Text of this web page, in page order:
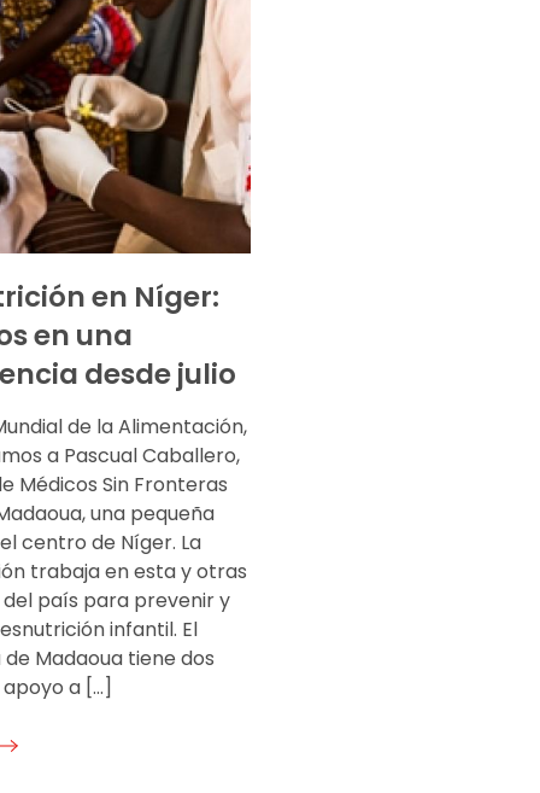
en Níger:
en una
desde julio
de la Alimentación,
a Pascual Caballero,
Médicos Sin Fronteras
una pequeña
centro de Níger. La
trabaja en esta y otras
del país para prevenir y
infantil. El
Madaoua tiene dos
a […]